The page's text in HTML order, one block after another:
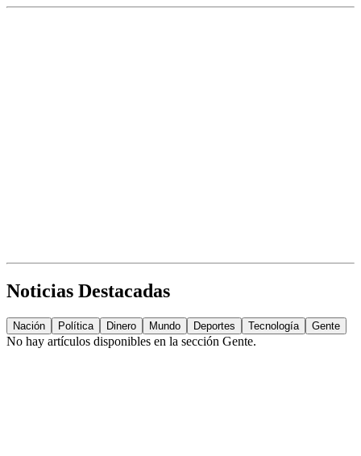
Noticias Destacadas
Nación Política Dinero Mundo Deportes Tecnología Gente
No hay artículos disponibles en la sección Gente.